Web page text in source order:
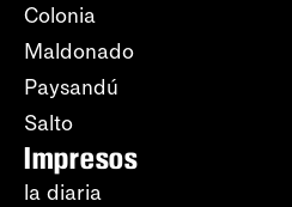
Colonia
Maldonado
Paysandú
Salto
Impresos
la diaria